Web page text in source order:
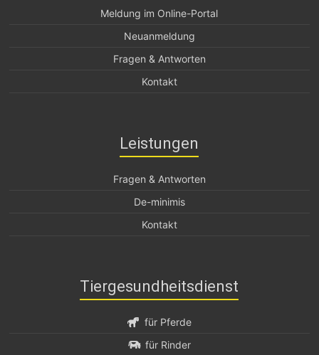
Meldung im Online-Portal
Neuanmeldung
Fragen & Antworten
Kontakt
Leistungen
Fragen & Antworten
De-minimis
Kontakt
Tiergesundheitsdienst
für Pferde
für Rinder